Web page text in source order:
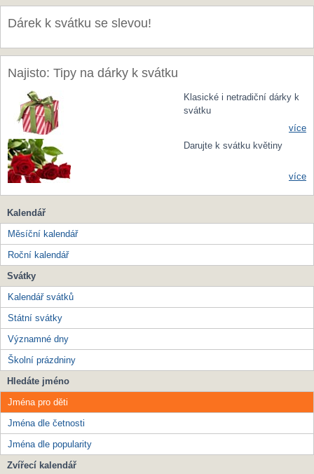
Dárek k svátku se slevou!
Najisto: Tipy na dárky k svátku
Klasické i netradiční dárky k
svátku
více
Darujte k svátku květiny
více
Kalendář
Měsíční kalendář
Roční kalendář
Svátky
Kalendář svátků
Státní svátky
Významné dny
Školní prázdniny
Hledáte jméno
Jména pro děti
Jména dle četnosti
Jména dle popularity
Zvířecí kalendář